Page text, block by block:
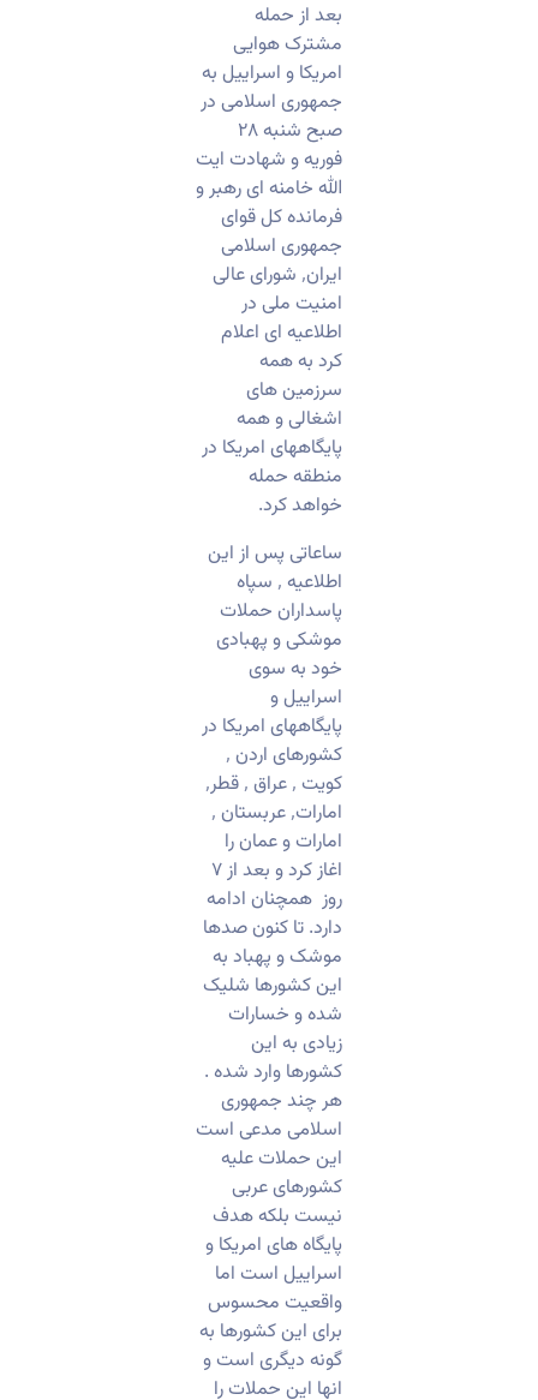
بعد از حمله
مشترک هوایی
امریکا و اسراییل به
جمهوری اسلامی در
صبح شنبه ۲۸
فوریه و شهادت ایت
الله خامنه ای رهبر و
فرمانده کل قوای
جمهوری اسلامی
ایران٬ شورای عالی
امنیت ملی در
اطلاعیه ای اعلام
کرد به همه
سرزمین های
اشغالی و همه
پایگاههای امریکا در
منطقه حمله
خواهد کرد.
ساعاتی پس از این
اطلاعیه ٬ سپاه
پاسداران حملات
موشکی و پهبادی
خود به سوی
اسراییل و
پایگاههای امریکا در
کشورهای اردن ٬
کویت ٬ عراق ٬ قطر٬
امارات٬ عربستان ٬
امارات و عمان را
اغاز کرد و بعد از ۷
روز همچنان ادامه
دارد. تا کنون صدها
موشک و پهباد به
این کشورها شلیک
شده و خسارات
زیادی به این
کشورها وارد شده .
هر چند جمهوری
اسلامی مدعی است
این حملات علیه
کشورهای عربی
نیست بلکه هدف
پایگاه های امریکا و
اسراییل است اما
واقعیت محسوس
برای این کشورها به
گونه دیگری است و
انها این حملات را